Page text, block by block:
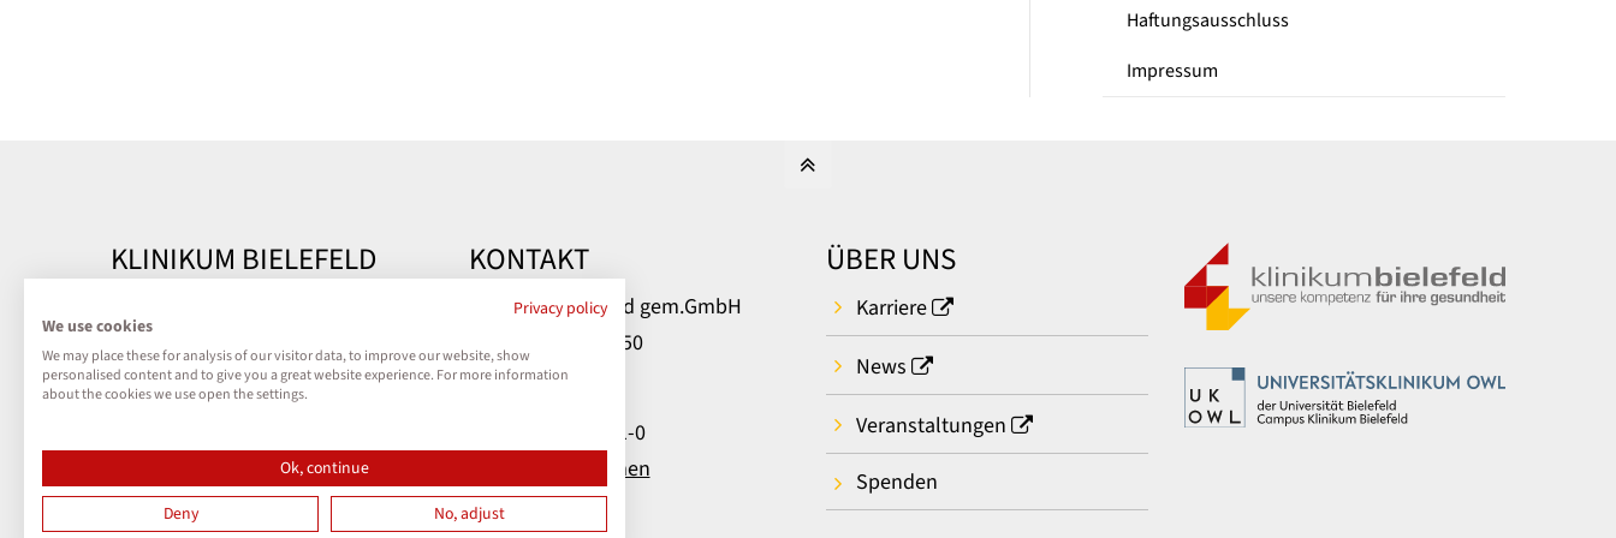
Haftungsausschluss
Impressum
KLINIKUM BIELEFELD
Impressum
KONTAKT
Klinikum Bielefeld gem.GmbH
Teutoburger Str. 50
33604 Bielefeld
Telefon: 0521 581-0
Kontakt aufnehmen
ÜBER UNS
Karriere
News
Veranstaltungen
Spenden
Privacy policy
We use cookies
We may place these for analysis of our visitor data, to improve our website, show
personalised content and to give you a great website experience. For more information
about the cookies we use open the settings.
Ok, continue
Deny
No, adjust